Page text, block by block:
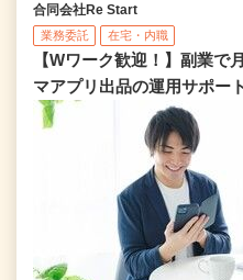
合同会社Re Start
業務委託 在宅・内職
【Wワーク歓迎！】副業で
マアプリ出品の運用サポー